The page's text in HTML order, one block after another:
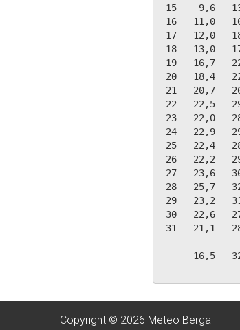
15    9,6
16   11,0
17   12,0
18   13,0
19   16,7
20   18,4
21   20,7
22   22,5
23   22,0
24   22,9
25   22,4
26   22,2
27   23,6
28   25,7
29   23,2
30   22,6
31   21,1
16,5
Copyright © 2026 Meteo Berga